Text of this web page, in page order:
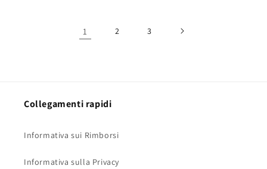
1 2 3
Collegamenti rapidi
Informativa sui Rimborsi
Informativa sulla Privacy